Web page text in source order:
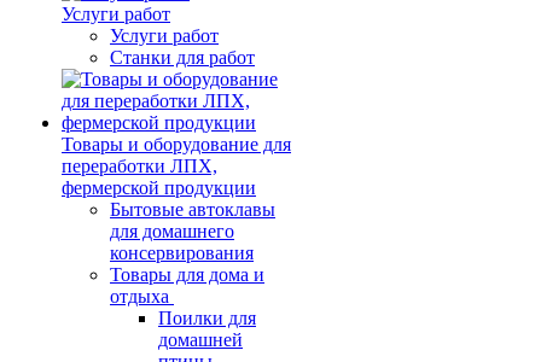
Услуги работ
Услуги работ
Станки для работ
Товары и оборудование для
переработки ЛПХ,
фермерской продукции
Бытовые автоклавы
для домашнего
консервирования
Товары для дома и
отдыха
Поилки для
домашней